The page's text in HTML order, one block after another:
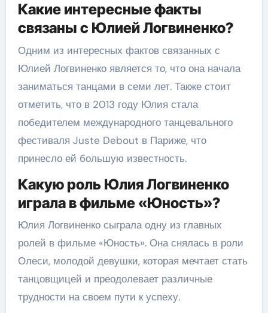
Какие интересные факты
связаны с Юлией Логвиненко?
Одним из интересных фактов связанных с
Юлией Логвиненко является то, что она начала
заниматься танцами в семи лет. Также стоит
отметить, что в 2013 году Юлия стала
победителем международного танцевального
фестиваля Juste Debout в Париже, что
принесло ей большую известность.
Какую роль Юлия Логвиненко
играла в фильме «Юность»?
Юлия Логвиненко сыграла одну из главных
ролей в фильме «Юность». Она снялась в роли
Олеси, молодой девушки, которая мечтает стать
танцовщицей и преодолевает различные
трудности на своем пути к успеху.